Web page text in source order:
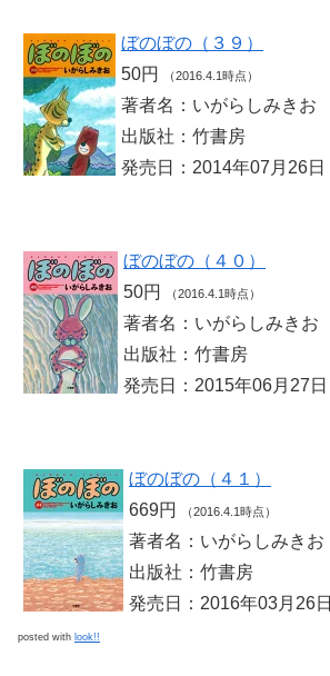
ぼのぼの（３９）
50円
（2016.4.1時点）
著者名：いがらしみきお
出版社：竹書房
発売日：2014年07月26日
ぼのぼの（４０）
50円
（2016.4.1時点）
著者名：いがらしみきお
出版社：竹書房
発売日：2015年06月27日
ぼのぼの（４１）
669円
（2016.4.1時点）
著者名：いがらしみきお
出版社：竹書房
発売日：2016年03月26日
posted with look!!